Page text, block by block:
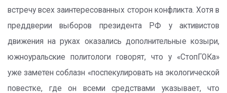
встречу всех заинтересованных сторон конфликта. Хотя в
преддверии выборов президента РФ у активистов
движения на руках оказались дополнительные козыри,
южноуральские политологи говорят, что у «СтопГОКа»
уже заметен соблазн «поспекулировать на экологической
повестке, где он всеми средствами указывает, что